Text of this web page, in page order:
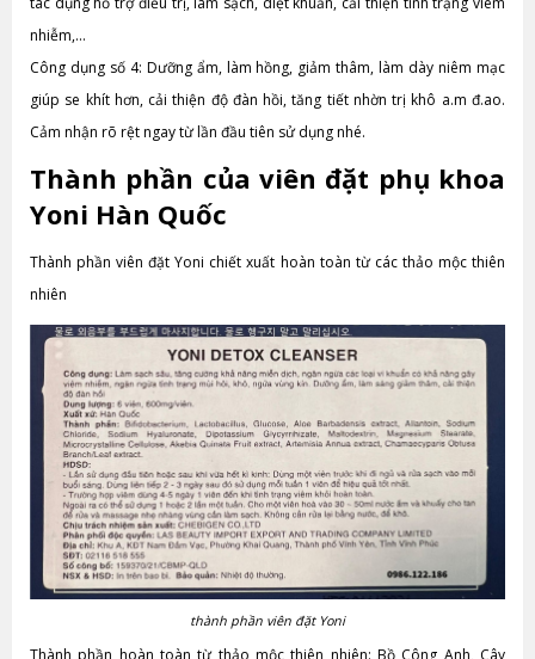
nhiễm,…
Công dụng số 4: Dưỡng ẩm, làm hồng, giảm thâm, làm dày niêm mạc
giúp se khít hơn, cải thiện độ đàn hồi, tăng tiết nhờn trị khô a.m đ.ao.
Cảm nhận rõ rệt ngay từ lần đầu tiên sử dụng nhé.
Thành phần của viên đặt phụ khoa
Yoni Hàn Quốc
Thành phần viên đặt Yoni chiết xuất hoàn toàn từ các thảo mộc thiên
nhiên
thành phần viên đặt Yoni